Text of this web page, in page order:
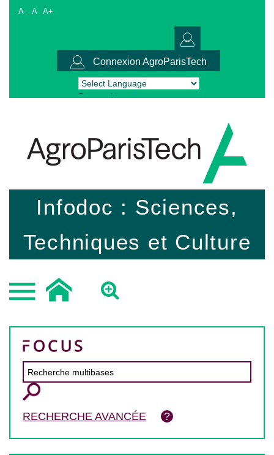
A- A A+
Connexion AgroParisTech
Powered by Translate
Infodoc : Sciences,
Techniques et Culture
RECHERCHE AVANCÉE